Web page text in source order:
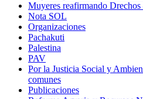
Muyeres reafirmando
Nota SOL
Organizaciones
Pachakuti
Palestina
PAV
Por la Justicia Social y
comunes
Publicaciones